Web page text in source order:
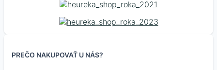
PREČO NAKUPOVAŤ U NÁS?